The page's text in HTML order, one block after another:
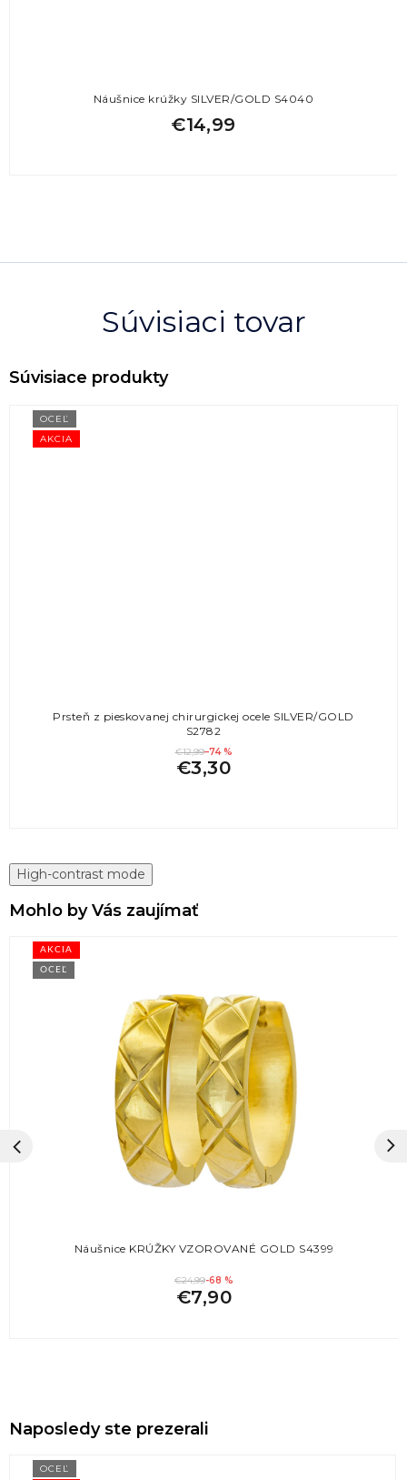
Súvisiaci tovar
AKCIA
OCEĽ
Prsteň z pieskovanej chirurgickej ocele SILVER/GOLD
S2782
€12,99–74 %
€3,30
Náušnice krúžky SILVER/GOLD S4040
€14,99
High-contrast mode
Mohlo by Vás zaujímať
AKCIA
OCEĽ
Náušnice KRÚŽKY VZOROVANÉ GOLD S4399
€24,99-68 %
€7,90
Naposledy ste prezerali
OCEĽ